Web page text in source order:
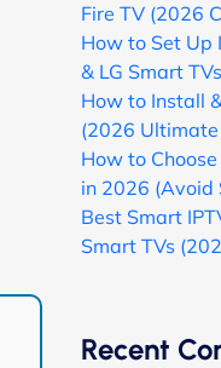
Fire TV (2026
How to Set Up
& LG Smart TVs
How to Install
(2026 Ultimate
How to
in 2026 (Avoid
Best Smart
Smart TVs
Recent